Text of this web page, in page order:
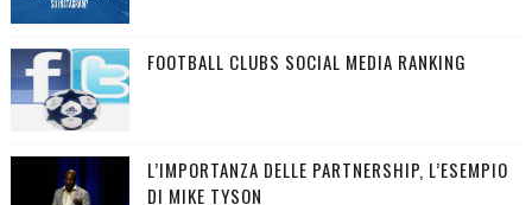
FOOTBALL CLUBS SOCIAL MEDIA RANKING
L’IMPORTANZA DELLE PARTNERSHIP, L’ESEMPIO
DI MIKE TYSON